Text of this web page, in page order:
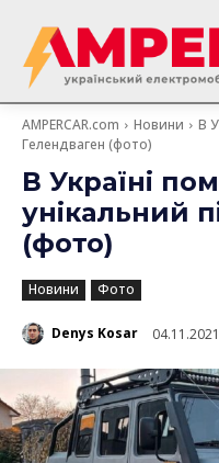
AMPERCAR.com Новини
В
Гелендваген (фото)
В Україні
унікальний
(фото)
Новини Фото
Denys Kosar 04.11.2021